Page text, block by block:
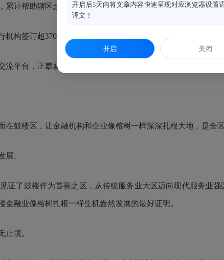
计帮助辖区超万家企业获得贷款超160亿元；
构签订超3700亿元战略合作框架协议，金融朋友圈不断扩大
平台，正攀新向高、稳扎稳打推进金融支持实体经济高质量发
在鼓楼区，让金融机构和企业像榕树一样深深扎根大地，是全
展。
了鼓楼作为首善之区，从传统服务业大区迈向现代服务业
金融业像榕树扎根一样生机盎然发展的最好证明。
止境。
开启后5天内将文章内容快速呈现对应浏览器设置
译文！
开启 关闭